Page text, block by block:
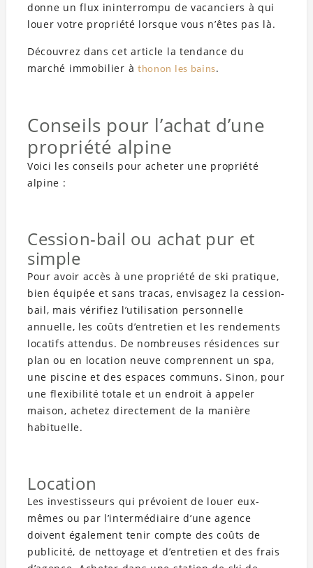
donne un flux ininterrompu de vacanciers à qui
louer votre propriété lorsque vous n’êtes pas là.
Découvrez dans cet article la tendance du
marché immobilier à thonon les bains.
Conseils pour l’achat d’une
propriété alpine
Voici les conseils pour acheter une propriété
alpine :
Cession-bail ou achat pur et
simple
Pour avoir accès à une propriété de ski pratique,
bien équipée et sans tracas, envisagez la cession-
bail, mais vérifiez l’utilisation personnelle
annuelle, les coûts d’entretien et les rendements
locatifs attendus. De nombreuses résidences sur
plan ou en location neuve comprennent un spa,
une piscine et des espaces communs. Sinon, pour
une flexibilité totale et un endroit à appeler
maison, achetez directement de la manière
habituelle.
Location
Les investisseurs qui prévoient de louer eux-
mêmes ou par l’intermédiaire d’une agence
doivent également tenir compte des coûts de
publicité, de nettoyage et d’entretien et des frais